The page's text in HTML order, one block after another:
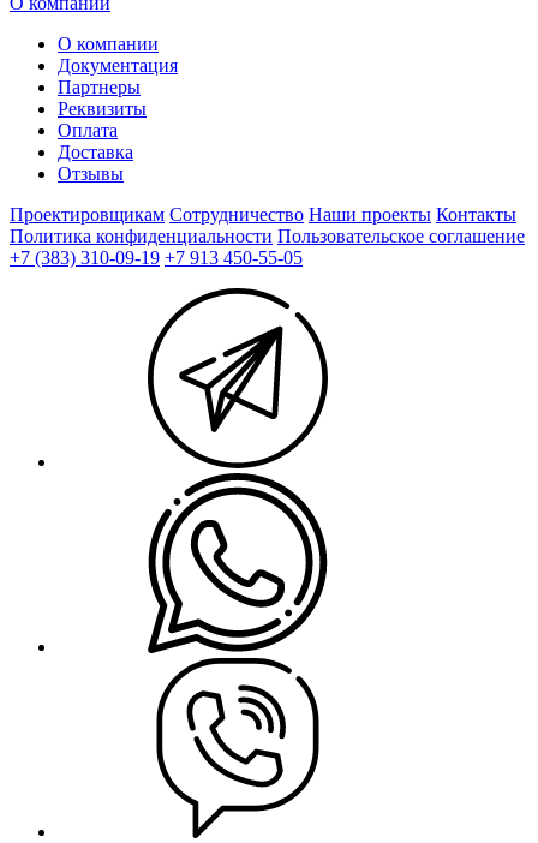
О компании
Документация
Партнеры
Реквизиты
Оплата
Доставка
Отзывы
Проектировщикам Сотрудничество Наши проекты Контакты
Политика конфиденциальности Пользовательское соглашение
+7 (383) 310-09-19 +7 913 450-55-05